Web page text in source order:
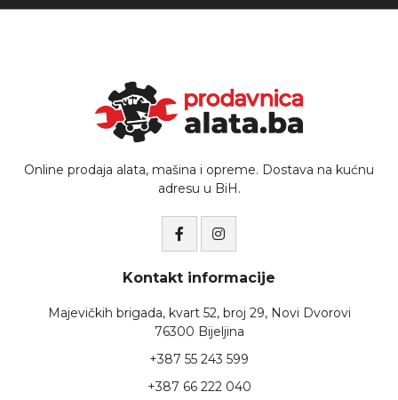
Online prodaja alata, mašina i opreme. Dostava na kućnu
adresu u BiH.
Kontakt informacije
Majevičkih brigada, kvart 52, broj 29, Novi Dvorovi
76300 Bijeljina
+387 55 243 599
+387 66 222 040